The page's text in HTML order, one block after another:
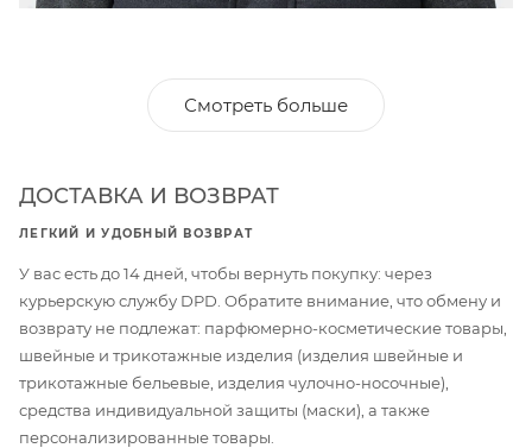
Смотреть больше
ДОСТАВКА И ВОЗВРАТ
ЛЕГКИЙ И УДОБНЫЙ ВОЗВРАТ
У вас есть до 14 дней, чтобы вернуть покупку: через
курьерскую службу DPD. Обратите внимание, что обмену и
возврату не подлежат: парфюмерно-косметические товары,
швейные и трикотажные изделия (изделия швейные и
трикотажные бельевые, изделия чулочно-носочные),
средства индивидуальной защиты (маски), а также
персонализированные товары.